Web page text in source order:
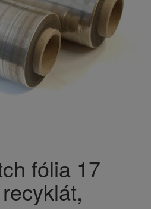
fólia 17